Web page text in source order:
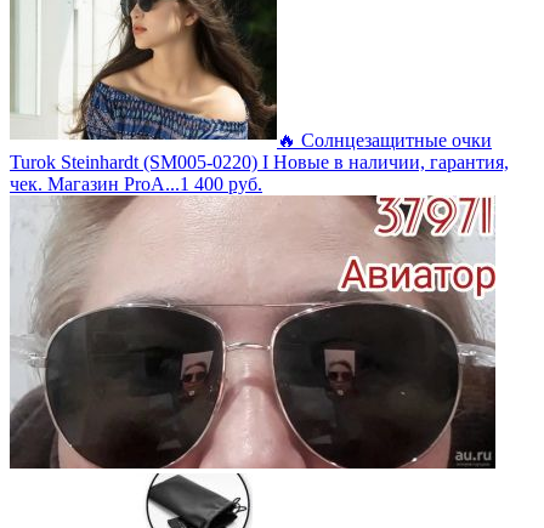
🔥 Солнцезащитные очки
Turok Steinhardt (SM005-0220) I Новые в наличии, гарантия,
чек. Магазин ProA...1 400 руб.